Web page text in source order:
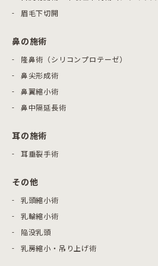
眉毛下切開
鼻の施術
隆鼻術（シリコンプロテーゼ）
鼻尖形成術
鼻翼縮小術
鼻中隔延長術
耳の施術
耳垂裂手術
その他
乳頭縮小術
乳輪縮小術
陥没乳頭
乳房縮小・吊り上げ術